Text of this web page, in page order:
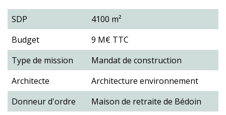
SDP
4100 m²
Budget
9 M€ TTC
Type de mission
Mandat de construction
Architecte
Architecture environnement
Donneur d'ordre
Maison de retraite de Bédoin